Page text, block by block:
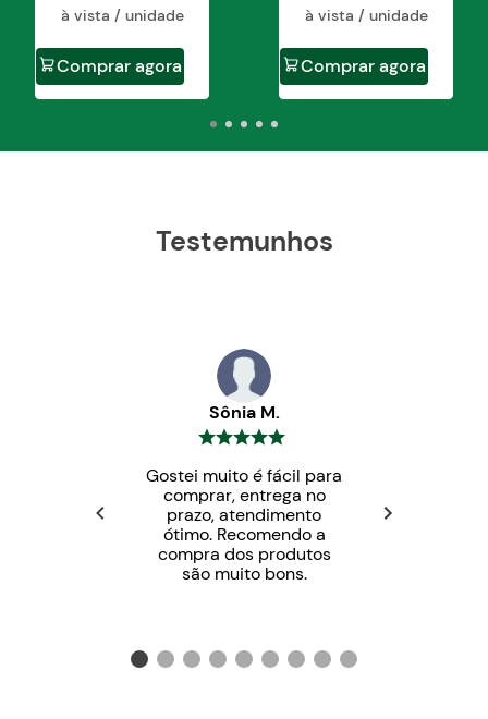
à vista / unidade
Comprar agora
à vista / unidade
Comprar agora
Testemunhos
Sônia M.
Gostei muito é fácil para
comprar, entrega no
prazo, atendimento
ótimo. Recomendo a
compra dos produtos
são muito bons.